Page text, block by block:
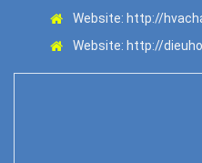
Website: http://
Website: http://